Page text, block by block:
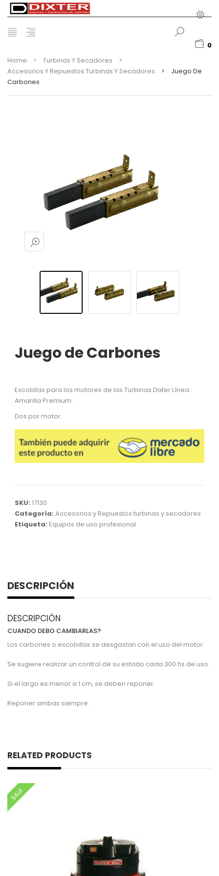
0
Home
> Turbinas Y Secadores
>
Accesorios Y Repuestos Turbinas Y Secadores
>
Juego De
Carbones
Juego de Carbones
Escobllas para los motores de las Turbinas Dixter Línea
Amarilla Premium.
Dos por motor.
SKU: 17130
Categoría: Accesorios y Repuestos turbinas y secadores
Etiqueta: Equipos de uso profesional
DESCRIPCIÓN
DESCRIPCIÓN
CUANDO DEBO CAMBIARLAS?
Los carbones o escobillas se desgastan con el uso del motor.
Se sugiere realizar un control de su estado cada 300 hs de uso.
Si el largo es menor a 1 cm, se deben reponer.
Reponer ambas siempre.
RELATED PRODUCTS
SALE